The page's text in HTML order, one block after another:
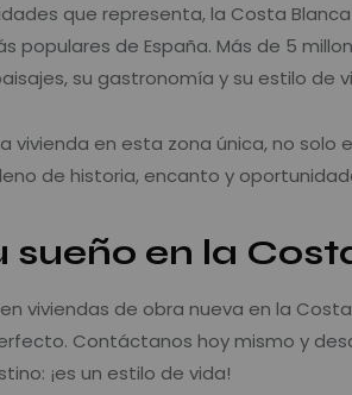
que representa, la Costa
populares de España. Más de 5
su gastronomía y su estilo de
vivienda en esta zona única, no solo
de historia, encanto y
sueño en la
viviendas de obra nueva en la
Contáctanos hoy mismo y
¡es un estilo de vida!